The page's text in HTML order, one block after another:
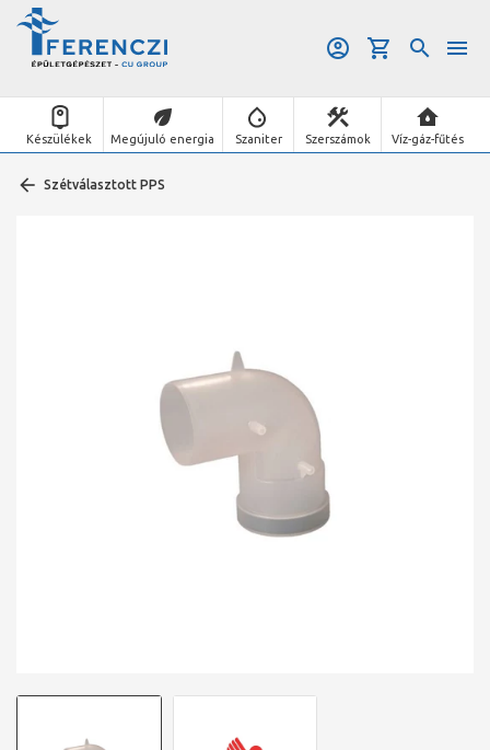
Készülékek Megújuló energia Szaniter Szerszámok Víz-gáz-fűtés
Szétválasztott PPS